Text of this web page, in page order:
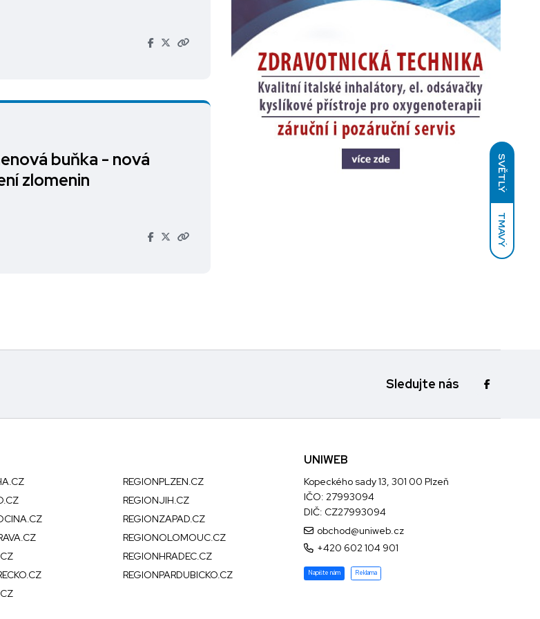
SVĚTLÝ
TMAVÝ
buňka - nová
zlomenin
Sledujte nás
REGIONPLZEN.CZ
REGIONJIH.CZ
REGIONZAPAD.CZ
REGIONOLOMOUC.CZ
REGIONHRADEC.CZ
REGIONPARDUBICKO.CZ
UNIWEB
Kopeckého sady 13, 301 00 Plzeň
IČO: 27993094
DIČ: CZ27993094
obchod@uniweb.cz
+420 602 104 901
Napište nám Reklama